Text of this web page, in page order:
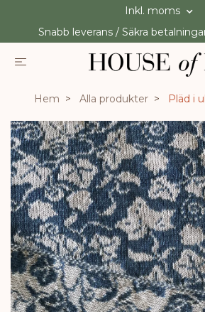
Inkl. moms
Snabb leverans / Säkra
Hem Alla produkter Pläd i